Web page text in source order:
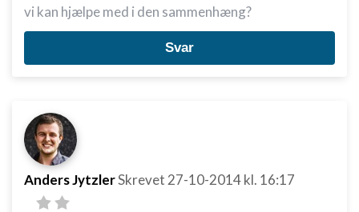
vi kan hjælpe med i den sammenhæng?
Svar
Anders JytzlerSkrevet 27-10-2014kl. 16:17